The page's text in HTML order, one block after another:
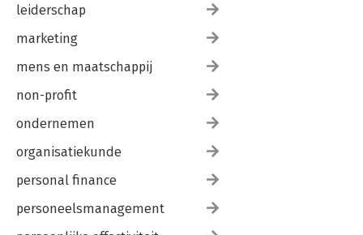
leiderschap
marketing
mens en maatschappij
non-profit
ondernemen
organisatiekunde
personal finance
personeelsmanagement